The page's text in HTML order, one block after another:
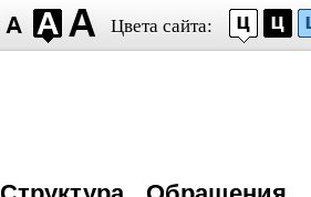
Цвета сайта: